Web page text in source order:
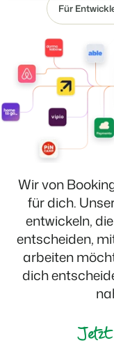
App Store
Business Intelligence
Triff Entscheidungen,
Zeige dich gegenüber
Wechseln
Bist du bereit für den
Website Integration
Du hast bereits eine
BEX CMS
Website für
Resorts
Ski-, Wellness-, Golf-
Hotels
Hotelzimmer,
Exklusive Vermietung
Projektentwicklung
Ketten und
Neuigkeiten der
Events
Lerne uns auf
Kundenstories
Das sagen unsere
Kontakt
Customer Success
Erhalte Antworten auf
Wechseln
Bist du bereit für den
Partnerprogramme
Software Entwickler
Übersicht
Für Ferienparks
Für Campingplätze
Wechseln
Anmelden
Für
Wir von
für dich.
entwickeln,
entscheiden,
arbeiten
dich
Jetzt